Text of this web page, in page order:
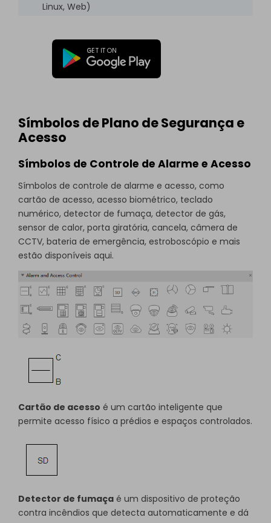
Linux, Web)
Símbolos de Plano de Segurança e
Acesso
Símbolos de Controle de Alarme e Acesso
Símbolos de controle de alarme e acesso, como
cartão de acesso, acesso biométrico, teclado
numérico, detector de fumaça, detector de gás,
sensor de calor, porta giratória, cancela, câmera de
CCTV, bateria de emergência, estroboscópio e mais
estão disponíveis aqui.
Cartão de acesso é um cartão inteligente que
permite acesso físico a prédios e espaços controlados.
Detector de fumaça é um dispositivo de proteção
contra incêndios que detecta automaticamente e dá